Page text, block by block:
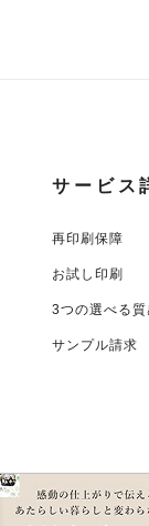
サービス
再印刷保障
お試し印刷
3つの選べる質
サンプル請求